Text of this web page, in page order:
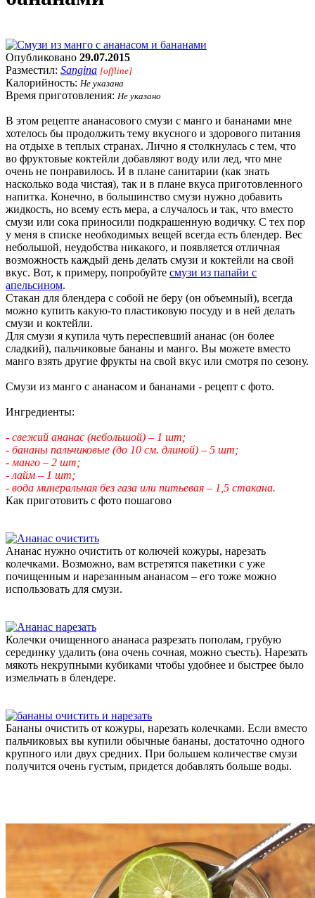
Опубликовано 29.07.2015
Разместил: Sangina [offline]
Калорийность: Не указана
Время приготовления: Не указано
В этом рецепте ананасового смузи с манго и бананами мне
хотелось бы продолжить тему вкусного и здорового питания
на отдыхе в теплых странах. Лично я столкнулась с тем, что
во фруктовые коктейли добавляют воду или лед, что мне
очень не понравилось. И в плане санитарии (как знать
насколько вода чистая), так и в плане вкуса приготовленного
напитка. Конечно, в большинство смузи нужно добавить
жидкость, но всему есть мера, а случалось и так, что вместо
смузи или сока приносили подкрашенную водичку. С тех пор
у меня в списке необходимых вещей всегда есть блендер. Вес
небольшой, неудобства никакого, и появляется отличная
возможность каждый день делать смузи и коктейли на свой
вкус. Вот, к примеру, попробуйте смузи из папайи с
апельсином.
Стакан для блендера с собой не беру (он объемный), всегда
можно купить какую-то пластиковую посуду и в ней делать
смузи и коктейли.
Для смузи я купила чуть переспевший ананас (он более
сладкий), пальчиковые бананы и манго. Вы можете вместо
манго взять другие фрукты на свой вкус или смотря по сезону.
Смузи из манго с ананасом и бананами - рецепт с фото.
Ингредиенты:
- свежий ананас (небольшой) – 1 шт;
- бананы пальчиковые (до 10 см. длиной) – 5 шт;
- манго – 2 шт;
- лайм – 1 шт;
- вода минеральная без газа или питьевая – 1,5 стакана.
Как приготовить с фото пошагово
Ананас нужно очистить от колючей кожуры, нарезать
колечками. Возможно, вам встретятся пакетики с уже
почищенным и нарезанным ананасом – его тоже можно
использовать для смузи.
Колечки очищенного ананаса разрезать пополам, грубую
серединку удалить (она очень сочная, можно съесть). Нарезать
мякоть некрупными кубиками чтобы удобнее и быстрее было
измельчать в блендере.
Бананы очистить от кожуры, нарезать колечками. Если вместо
пальчиковых вы купили обычные бананы, достаточно одного
крупного или двух средних. При большем количестве смузи
получится очень густым, придется добавлять больше воды.